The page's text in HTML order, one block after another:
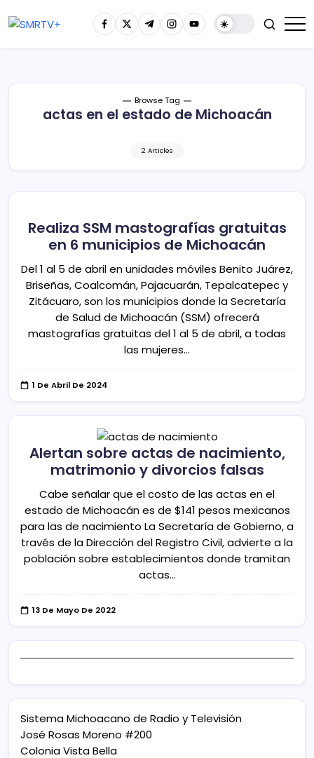
Browse Tag
actas en el estado de Michoacán
2 Articles
Realiza SSM mastografías gratuitas
en 6 municipios de Michoacán
Del 1 al 5 de abril en unidades móviles Benito Juárez,
Briseñas, Coalcomán, Pajacuarán, Tepalcatepec y
Zitácuaro, son los municipios donde la Secretaría
de Salud de Michoacán (SSM) ofrecerá
mastografías gratuitas del 1 al 5 de abril, a todas
las mujeres…
1 De Abril De 2024
Alertan sobre actas de nacimiento,
matrimonio y divorcios falsas
Cabe señalar que el costo de las actas en el
estado de Michoacán es de $141 pesos mexicanos
para las de nacimiento La Secretaría de Gobierno, a
través de la Dirección del Registro Civil, advierte a la
población sobre establecimientos donde tramitan
actas…
13 De Mayo De 2022
Sistema Michoacano de Radio y Televisión
José Rosas Moreno #200
Colonia Vista Bella